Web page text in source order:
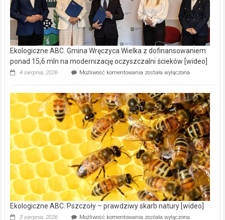
Ekologiczne ABC. Gmina Wręczyca Wielka z dofinansowaniem
ponad 15,6 mln na modernizację oczyszczalni ścieków [wideo]
4 sierpnia, 2026 Możliwość komentowania Ekologiczne
Wręczyca
Wielka
z
dofinansowaniem
ponad
15,6
mln
na
modernizację
oczyszczalni
ścieków
[wideo]
została wyłączona
Ekologiczne ABC. Pszczoły – prawdziwy skarb natury [wideo]
3 sierpnia, 2026 Możliwość komentowania Ekologiczne
została wyłączona